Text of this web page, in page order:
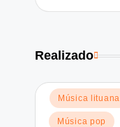
Realizado
Posted
in
Música lituana
Música pop